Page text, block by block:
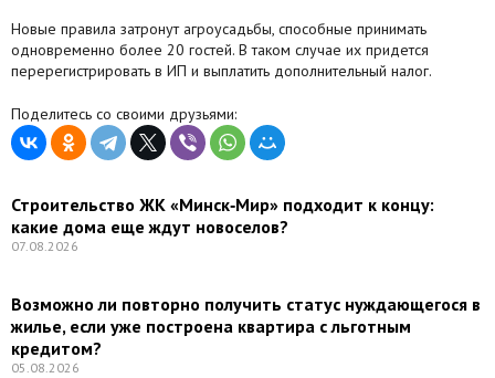
Новые правила затронут агроусадьбы, способные принимать
одновременно более 20 гостей. В таком случае их придется
перерегистрировать в ИП и выплатить дополнительный налог.
Поделитесь со своими друзьями:
Строительство ЖК «Минск‑Мир» подходит к концу:
какие дома еще ждут новоселов?
07.08.2026
Возможно ли повторно получить статус нуждающегося в
жилье, если уже построена квартира с льготным
кредитом?
05.08.2026